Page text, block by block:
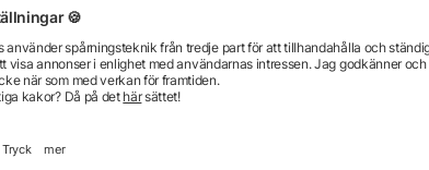
Ljus
Profilprodukter för researrangörer